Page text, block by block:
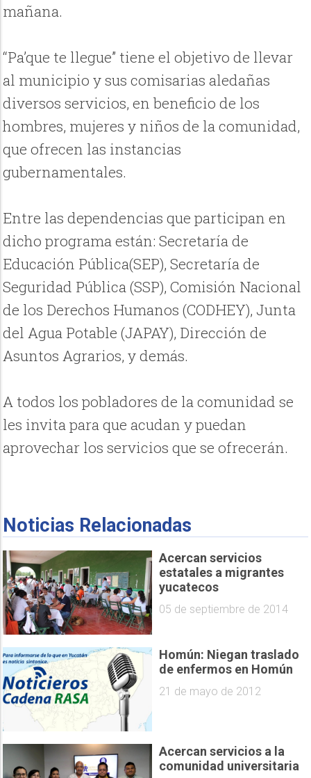
mañana.
“Pa’que te llegue” tiene el objetivo de llevar
al municipio y sus comisarias aledañas
diversos servicios, en beneficio de los
hombres, mujeres y niños de la comunidad,
que ofrecen las instancias
gubernamentales.
Entre las dependencias que participan en
dicho programa están: Secretaría de
Educación Pública(SEP), Secretaría de
Seguridad Pública (SSP), Comisión Nacional
de los Derechos Humanos (CODHEY), Junta
del Agua Potable (JAPAY), Dirección de
Asuntos Agrarios, y demás.
A todos los pobladores de la comunidad se
les invita para que acudan y puedan
aprovechar los servicios que se ofrecerán.
Noticias Relacionadas
Acercan servicios
estatales a migrantes
yucatecos
05 de septiembre de 2014
Homún: Niegan traslado
de enfermos en Homún
21 de mayo de 2012
Acercan servicios a la
comunidad universitaria